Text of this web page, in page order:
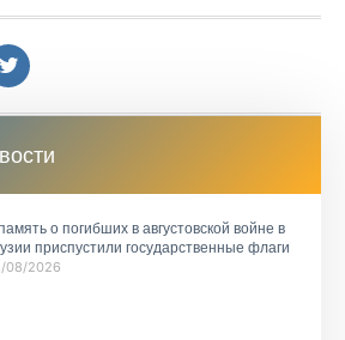
о погибших в августовской войне в
приспустили государственные флаги
08/2026